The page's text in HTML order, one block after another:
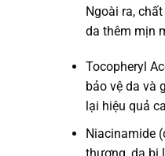
Ngoài ra,
da thêm mịn
Tocopheryl
bảo vệ da và
lại hiệu quả
Niacinamide